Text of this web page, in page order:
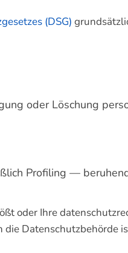
(DSG)
oder Löschung
Profiling —
oder Ihre
Datenschutzbehörde